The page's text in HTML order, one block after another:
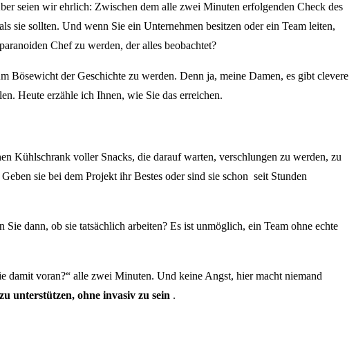
seien wir ehrlich: Zwischen dem alle zwei Minuten erfolgenden Check des
sie sollten. Und wenn Sie ein Unternehmen besitzen oder ein Team leiten,
Chef zu werden, der alles beobachtet?
Bösewicht der Geschichte zu werden. Denn ja, meine Damen, es gibt clevere
Heute erzähle ich Ihnen, wie Sie das erreichen.
Kühlschrank voller Snacks, die darauf warten, verschlungen zu werden, zu
sie bei dem Projekt ihr Bestes oder sind sie schon seit Stunden
dann, ob sie tatsächlich arbeiten? Es ist unmöglich, ein Team ohne echte
damit voran?“ alle zwei Minuten. Und keine Angst, hier macht niemand
unterstützen, ohne invasiv zu sein .